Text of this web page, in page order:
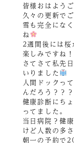
皆様おはよう
久々の更新で
雪も完全にな
ね
2週間後には桜
楽しみですね！
さてさて私先
いりました
人間ドックっ
んだろう？？？
健康診断にち
ってました。
当日病院？健
けど人数の多
朝一の予約で